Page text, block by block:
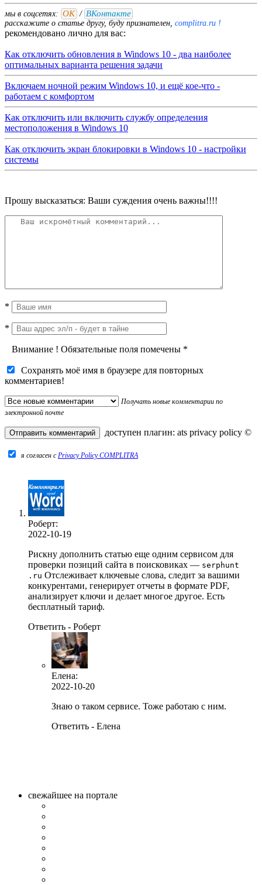
мы в соцсетях: ОК / ВКонтакте
расскажите о статье другу, буду признателен, complitra.ru !
рекомендовано лично для вас:
Как отключить обновления в Windows 10 - два наиболее
оптимальных варианта решения задачи
Включаем ночной режим Windows 10, и ещё кое-что -
работаем с комфортом
Как отключить или включить службу определения
местоположения в Windows 10
Как отключить экран блокировки в Windows 10 - настройки
системы
Прошу высказаться: Ваши суждения очень важны!!!!
*
*
Внимание ! Обязательные поля помечены *
Сохранять моё имя в браузере для повторных
комментариев!
Получать новые комментарии по
электронной почте
доступен плагин: ats privacy policy ©
я согласен cPrivacy Policy COMPLITRA
Роберт:
2022-10-19
Рискну дополнить статью еще одним сервисом для
проверки позиций сайта в поисковиках — serphunt
.ru Отслеживает ключевые слова, следит за вашими
конкурентами, генерирует отчеты в формате PDF,
анализирует ключи и делает многое другое. Есть
бесплатный тариф.
Ответить - Роберт
Елена:
2022-10-20
Знаю о таком сервисе. Тоже работаю с ним.
Ответить - Елена
свежайшее на портале